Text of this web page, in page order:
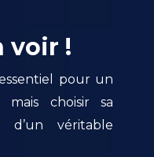
voir !
pour un
mais choisir sa
d’un véritable